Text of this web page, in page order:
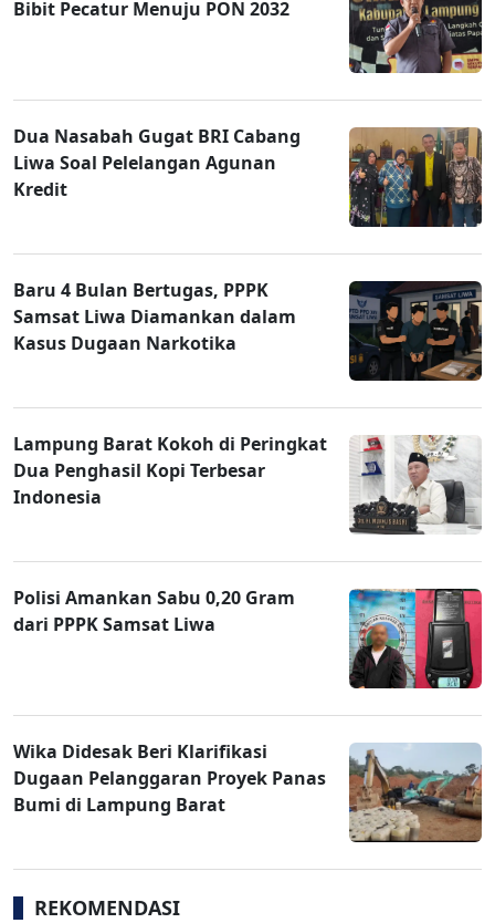
Bibit Pecatur Menuju PON 2032
Dua Nasabah Gugat BRI Cabang
Liwa Soal Pelelangan Agunan
Kredit
Baru 4 Bulan Bertugas, PPPK
Samsat Liwa Diamankan dalam
Kasus Dugaan Narkotika
Lampung Barat Kokoh di Peringkat
Dua Penghasil Kopi Terbesar
Indonesia
Polisi Amankan Sabu 0,20 Gram
dari PPPK Samsat Liwa
Wika Didesak Beri Klarifikasi
Dugaan Pelanggaran Proyek Panas
Bumi di Lampung Barat
REKOMENDASI